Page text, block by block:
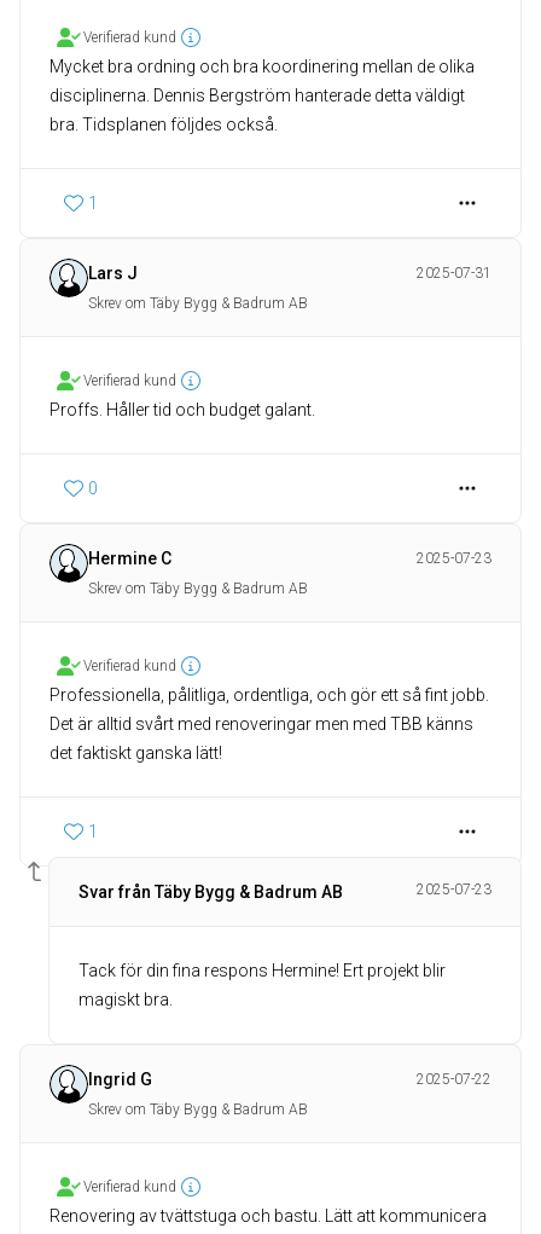
Verifierad kund
Mycket bra ordning och bra koordinering mellan de olika
disciplinerna. Dennis Bergström hanterade detta väldigt
bra. Tidsplanen följdes också.
1
Lars J
2025-07-31
Skrev om Täby Bygg & Badrum AB
Verifierad kund
Proffs. Håller tid och budget galant.
0
Hermine C
2025-07-23
Skrev om Täby Bygg & Badrum AB
Verifierad kund
Professionella, pålitliga, ordentliga, och gör ett så fint jobb.
Det är alltid svårt med renoveringar men med TBB känns
det faktiskt ganska lätt!
1
Svar från Täby Bygg & Badrum AB 2025-07-23
Tack för din fina respons Hermine! Ert projekt blir
magiskt bra.
Ingrid G
2025-07-22
Skrev om Täby Bygg & Badrum AB
Verifierad kund
Renovering av tvättstuga och bastu. Lätt att kommunicera